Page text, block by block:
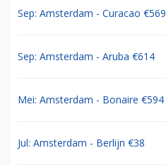
Sep: Amsterdam - Curacao €569
Sep: Amsterdam - Aruba €614
Mei: Amsterdam - Bonaire €594
Jul: Amsterdam - Berlijn €38